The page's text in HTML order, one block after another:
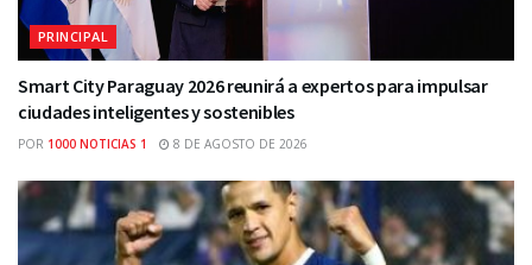
PRINCIPAL
Smart City Paraguay 2026 reunirá a expertos para impulsar
ciudades inteligentes y sostenibles
POR 1000 NOTICIAS 1 8 DE AGOSTO DE 2026